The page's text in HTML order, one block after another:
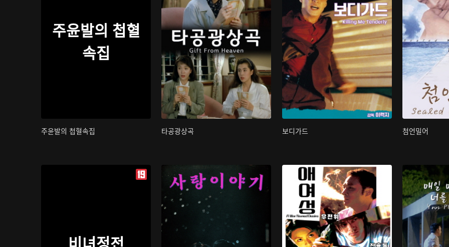
주윤발의 첩혈
속집
주윤발의 첩혈속집 타공광상곡 보디가드 첨언밀어
비녀정전